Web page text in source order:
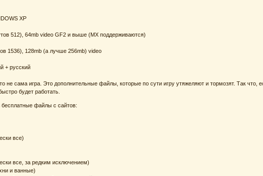
XP
512), 64mb video GF2 и выше (MX поддерживаются)
1536), 128mb (а лучше 256mb) video
+ русский
не сама игра. Это дополнительные файлы, которые по сути игру утяжеляют и тормозят. Так
будет работать.
файлы с сайтов:
все)
все, за редким исключением)
и ванные)